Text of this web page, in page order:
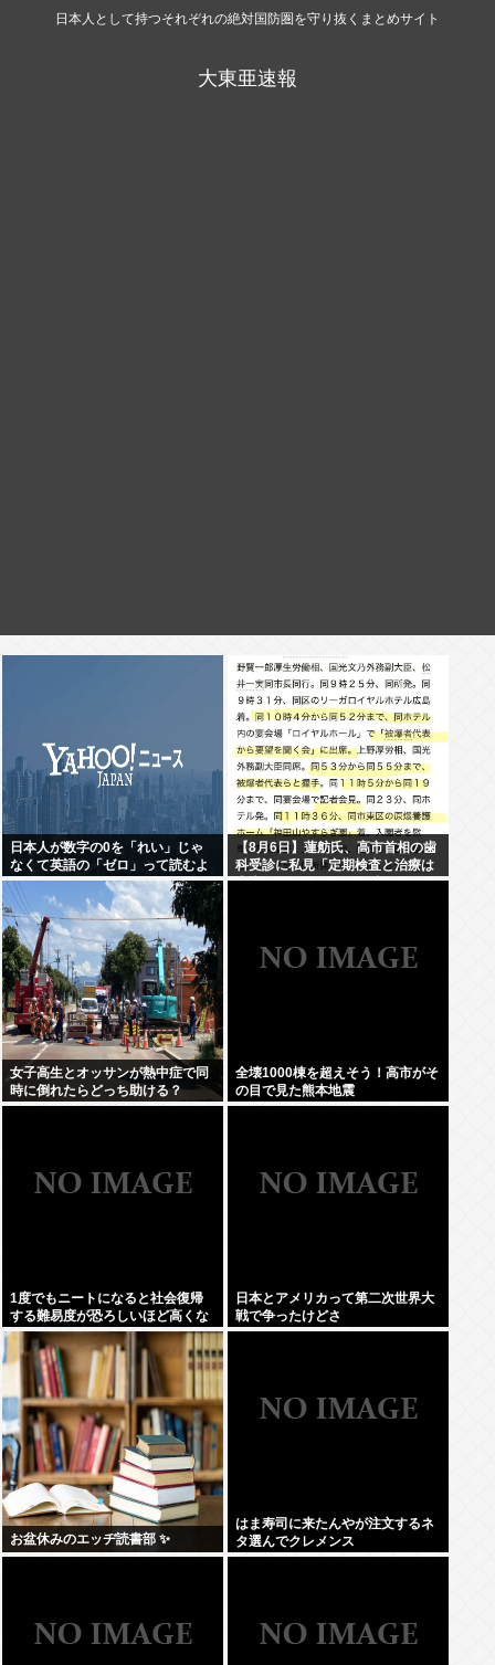
日本人として持つそれぞれの絶対国防圏を守り抜くまとめサイト
大東亜速報
日本人が数字の0を「れい」じゃ
なくて英語の「ゼロ」って読むよ
うになったのってなんでなの？
【8月6日】蓮舫氏、高市首相の歯
科受診に私見「定期検査と治療は
大事ですが…この日を避けて行く
女子高生とオッサンが熱中症で同
時に倒れたらどっち助ける？
全壊1000棟を超えそう！高市がそ
の目で見た熊本地震
1度でもニートになると社会復帰
する難易度が恐ろしいほど高くな
ってしまう件
日本とアメリカって第二次世界大
戦で争ったけどさ
お盆休みのエッヂ読書部 ✨
はま寿司に来たんやが注文するネ
タ選んでクレメンス